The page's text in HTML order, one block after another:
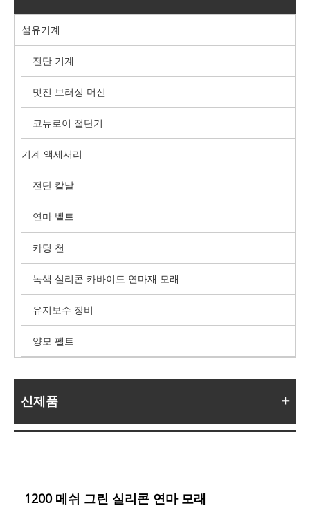
섬유기계
전단 기계
멋진 브러싱 머신
코듀로이 절단기
기계 액세서리
전단 칼날
연마 벨트
카딩 천
녹색 실리콘 카바이드 연마재 모래
유지보수 장비
양모 펠트
신제품
1200 메쉬 그린 실리콘 연마 모래